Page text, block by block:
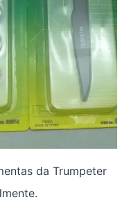
da Trumpeter